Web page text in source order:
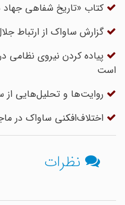
کتاب «تاریخ شفاهی جهاد
گزارش ساواک از ارتباط جلال
پیاده کردن نیروی نظامی
است
روایت‌ها و تحلیل‌هایی از
اختلاف‌افکنی‌ ساواک در
نظرات